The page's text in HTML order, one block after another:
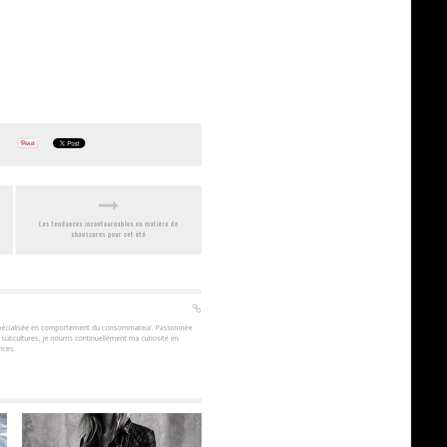
Les tendances incontournables en matière de
chaussures pour cet été
en comportement du consommateur. Passionnée
je nourris continuellement ma curiosité en